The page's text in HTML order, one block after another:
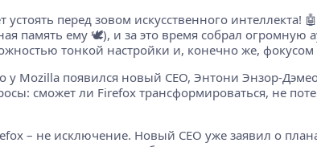
перед зовом искусственного интеллекта!
память ему 🕊️), и за это время собрал
тонкой настройки и, конечно же, фокусом
у Mozilla появился новый CEO, Энтони Энзор-
сможет ли Firefox трансформироваться, не
– не исключение. Новый CEO уже заявил о